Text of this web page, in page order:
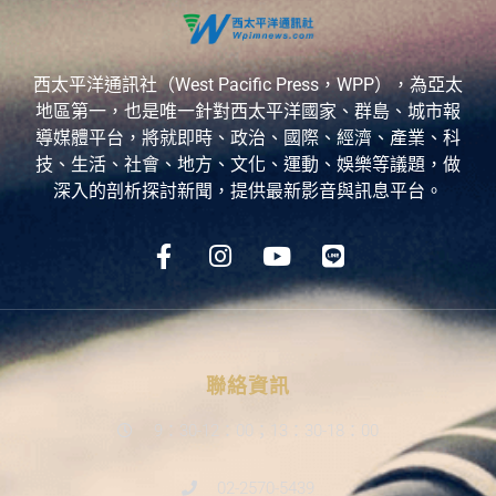
西太平洋通訊社（West Pacific Press，WPP），為亞太
地區第一，也是唯一針對西太平洋國家、群島、城市報
導媒體平台，將就即時、政治、國際、經濟、產業、科
技、生活、社會、地方、文化、運動、娛樂等議題，做
深入的剖析探討新聞，提供最新影音與訊息平台。
聯絡資訊
9：30-12：00；13：30-18：00
02-2570-5439